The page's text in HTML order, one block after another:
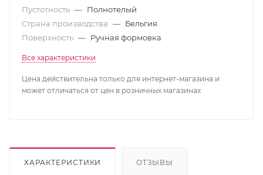
Пустотность — Полнотелый
Страна производства — Бельгия
Поверхность — Ручная формовка
Все характеристики
Цена действительна только для интернет-магазина и
может отличаться от цен в розничных магазинах
ХАРАКТЕРИСТИКИ ОТЗЫВЫ